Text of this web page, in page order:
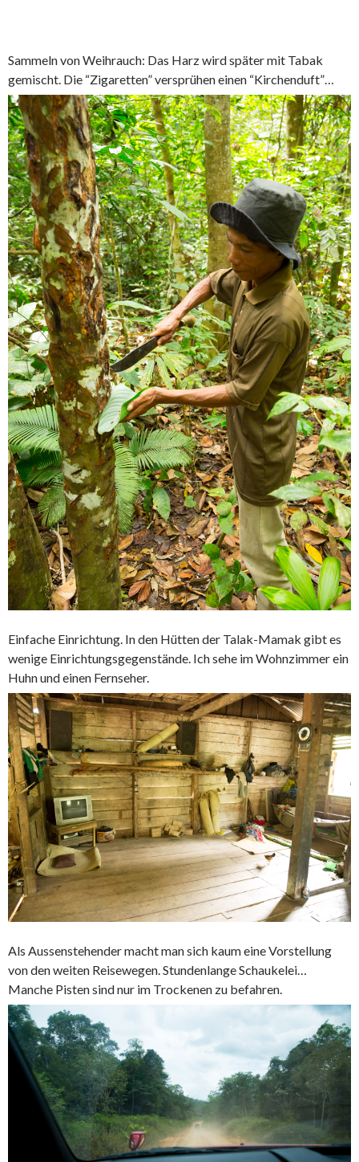
Sammeln von Weihrauch: Das Harz wird später mit Tabak
gemischt. Die “Zigaretten” versprühen einen “Kirchenduft”…
Einfache Einrichtung. In den Hütten der Talak-Mamak gibt es
wenige Einrichtungsgegenstände. Ich sehe im Wohnzimmer ein
Huhn und einen Fernseher.
Als Aussenstehender macht man sich kaum eine Vorstellung
von den weiten Reisewegen. Stundenlange Schaukelei…
Manche Pisten sind nur im Trockenen zu befahren.